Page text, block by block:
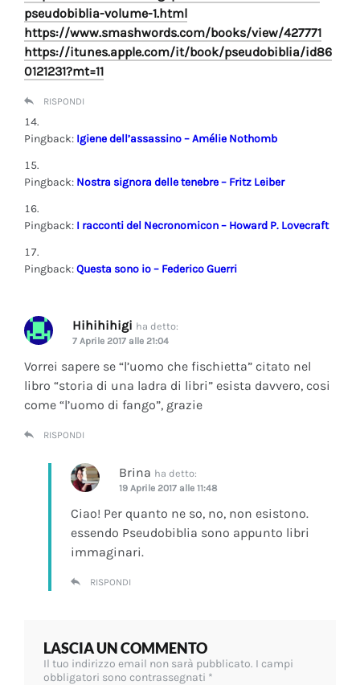
pseudobiblia-volume-1.html
https://www.smashwords.com/books/view/427771
https://itunes.apple.com/it/book/pseudobiblia/id86
0121231?mt=11
RISPONDI
Pingback: Igiene dell’assassino – Amélie Nothomb
Pingback: Nostra signora delle tenebre – Fritz Leiber
Pingback: I racconti del Necronomicon – Howard P. Lovecraft
Pingback:Questa sono io – Federico Guerri
Hihihihigi ha detto:
7 Aprile 2017 alle 21:04
Vorrei sapere se “l’uomo che fischietta” citato nel
libro “storia di una ladra di libri” esista davvero, cosi
come “l’uomo di fango”, grazie
RISPONDI
Brina ha detto:
19 Aprile 2017 alle 11:48
Ciao! Per quanto ne so, no, non esistono.
essendo Pseudobiblia sono appunto libri
immaginari.
RISPONDI
LASCIA UN COMMENTO
Il tuo indirizzo email non sarà pubblicato. I campi
obbligatori sono contrassegnati *